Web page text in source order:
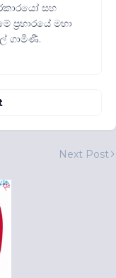
සහ
මහා
ගාමිණී.
Next Post